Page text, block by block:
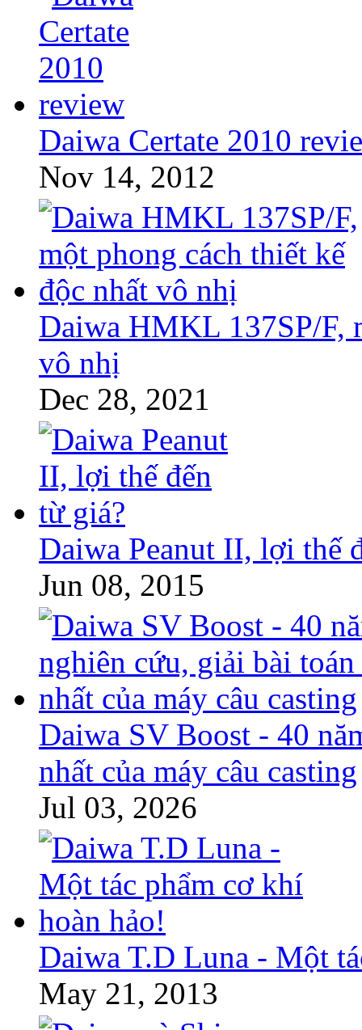
Daiwa Certate 2010
Nov 14, 2012
Daiwa HMKL 137SP/F,
vô nhị
Dec 28, 2021
Daiwa Peanut II, lợi thế
Jun 08, 2015
Daiwa SV Boost - 40
nhất của máy câu casting
Jul 03, 2026
Daiwa T.D Luna - Một
May 21, 2013